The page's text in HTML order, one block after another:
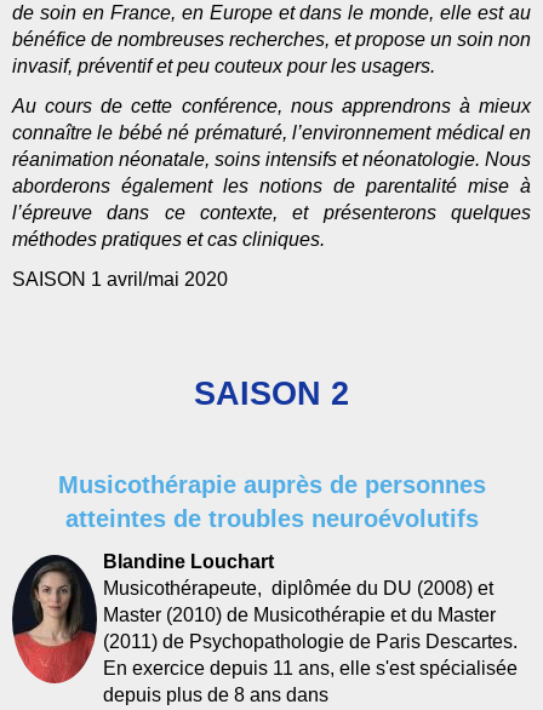
de soin en France, en Europe et dans le monde, elle est au
bénéfice de nombreuses recherches, et propose un soin non
invasif, préventif et peu couteux pour les usagers.
Au cours de cette conférence, nous apprendrons à mieux
connaître le bébé né prématuré, l’environnement médical en
réanimation néonatale, soins intensifs et néonatologie. Nous
aborderons également les notions de parentalité mise à
l’épreuve dans ce contexte, et présenterons quelques
méthodes pratiques et cas cliniques.
SAISON 1 avril/mai 2020
SAISON 2
Musicothérapie auprès de personnes
atteintes de troubles neuroévolutifs
Blandine Louchart
Musicothérapeute, diplômée du DU (2008) et
Master (2010) de Musicothérapie et du Master
(2011) de Psychopathologie de Paris Descartes.
En exercice depuis 11 ans, elle s'est spécialisée
depuis plus de 8 ans dans